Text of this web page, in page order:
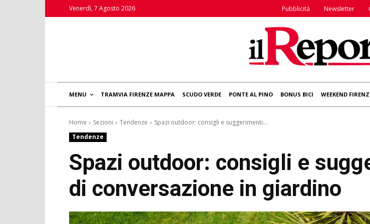
Venerdì, 7 Agosto 2026 Pubblicità Newsletter
MENU TRAMVIA FIRENZE MAPPA SCUDO VERDE PONTE AL PINO BONUS BICI WEEKEND
Home Sezioni Tendenze
Spazi outdoor: consigli e suggerimenti...
Tendenze
Spazi outdoor: consigli e
di conversazione in giardino